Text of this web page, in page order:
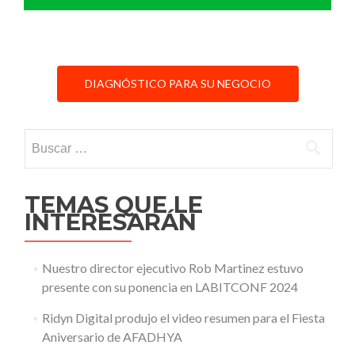
DIAGNÓSTICO PARA SU NEGOCIO
TEMAS QUE LE
INTERESARÁN
Nuestro director ejecutivo Rob Martinez estuvo
presente con su ponencia en LABITCONF 2024
Ridyn Digital produjo el video resumen para el Fiesta
Aniversario de AFADHYA